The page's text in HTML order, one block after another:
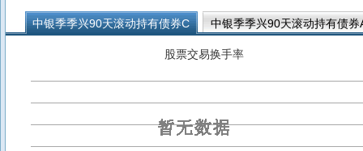
中银季季兴90天滚动持有债券C
中银季季兴90天滚动持有债券
中银稳汇短债债券E
股票交易换手率